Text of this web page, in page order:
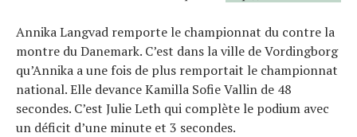
Annika Langvad remporte le championnat du contre la
montre du Danemark. C’est dans la ville de Vordingborg
qu’Annika a une fois de plus remportait le championnat
national. Elle devance Kamilla Sofie Vallin de 48
secondes. C’est Julie Leth qui complète le podium avec
un déficit d’une minute et 3 secondes.